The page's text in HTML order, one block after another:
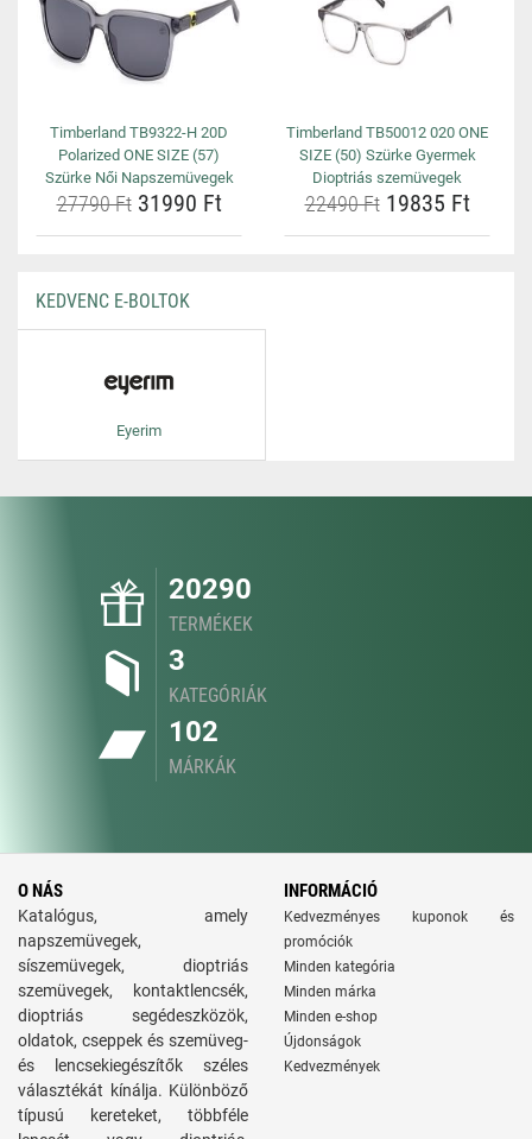
Timberland TB9322-H 20D
Polarized ONE SIZE (57)
Szürke Női Napszemüvegek
27790 Ft31990 Ft
Timberland TB50012 020 ONE
SIZE (50) Szürke Gyermek
Dioptriás szemüvegek
22490 Ft19835 Ft
KEDVENC E-BOLTOK
Eyerim
20290
TERMÉKEK
3
KATEGÓRIÁK
102
MÁRKÁK
O NÁS
Katalógus, amely
napszemüvegek,
síszemüvegek, dioptriás
szemüvegek, kontaktlencsék,
dioptriás segédeszközök,
oldatok, cseppek és szemüveg-
és lencsekiegészítők széles
választékát kínálja. Különböző
típusú kereteket, többféle
INFORMÁCIÓ
Kedvezményes kuponok és
promóciók
Minden kategória
Minden márka
Minden e-shop
Újdonságok
Kedvezmények